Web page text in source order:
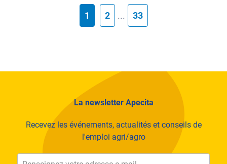
1 2 ... 33
La newsletter Apecita
Recevez les événements, actualités et conseils de
l'emploi agri/agro